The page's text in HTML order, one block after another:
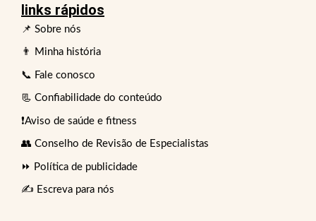
links rápidos
📌 Sobre nós
👨 Minha história
📞 Fale conosco
📃 Confiabilidade do conteúdo
❗Aviso de saúde e fitness
👥 Conselho de Revisão de Especialistas
⏩ Política de publicidade
✍️ Escreva para nós